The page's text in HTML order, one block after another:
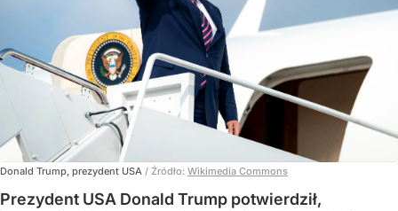
Donald Trump, prezydent USA / Źródło: Wikimedia Commons
Prezydent USA Donald Trump potwierdził,